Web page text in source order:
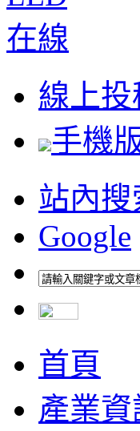
線上投
手機
站內搜
Google
首頁
產業資